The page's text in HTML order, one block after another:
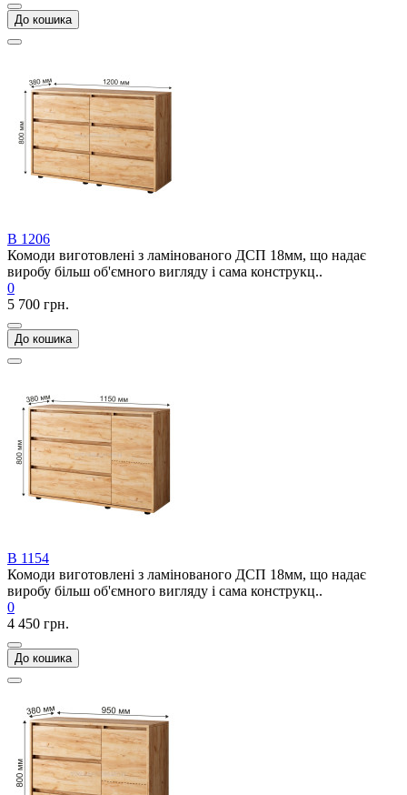
До кошика
В 1206
Комоди виготовлені з ламінованого ДСП 18мм, що надає
виробу більш об'ємного вигляду і сама конструкц..
0
5 700 грн.
До кошика
В 1154
Комоди виготовлені з ламінованого ДСП 18мм, що надає
виробу більш об'ємного вигляду і сама конструкц..
0
4 450 грн.
До кошика